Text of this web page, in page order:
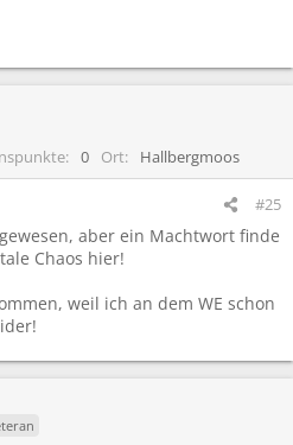
0 Ort Hallbergmoos
#25
aber ein Machtwort finde
Chaos hier!
weil ich an dem WE schon